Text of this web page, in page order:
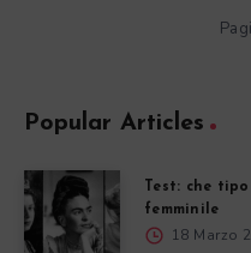
Popular Articles
Test: che
femminile
18 Marzo